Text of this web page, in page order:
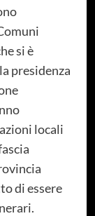
si è
presidenza
locali
di essere